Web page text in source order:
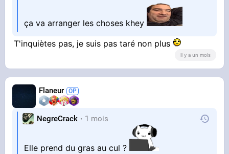
Jamais tranquille, putain. Je lui donne une pizza
gratuite que j'ai faite moi même durant mon
taff et on me remercie comme ça
ça va arranger les choses khey
T'inquiètes pas, je suis pas taré non plus
il y a un mois
Flaneur
NegreCrack 1 mois
Elle prend du gras au cul ?